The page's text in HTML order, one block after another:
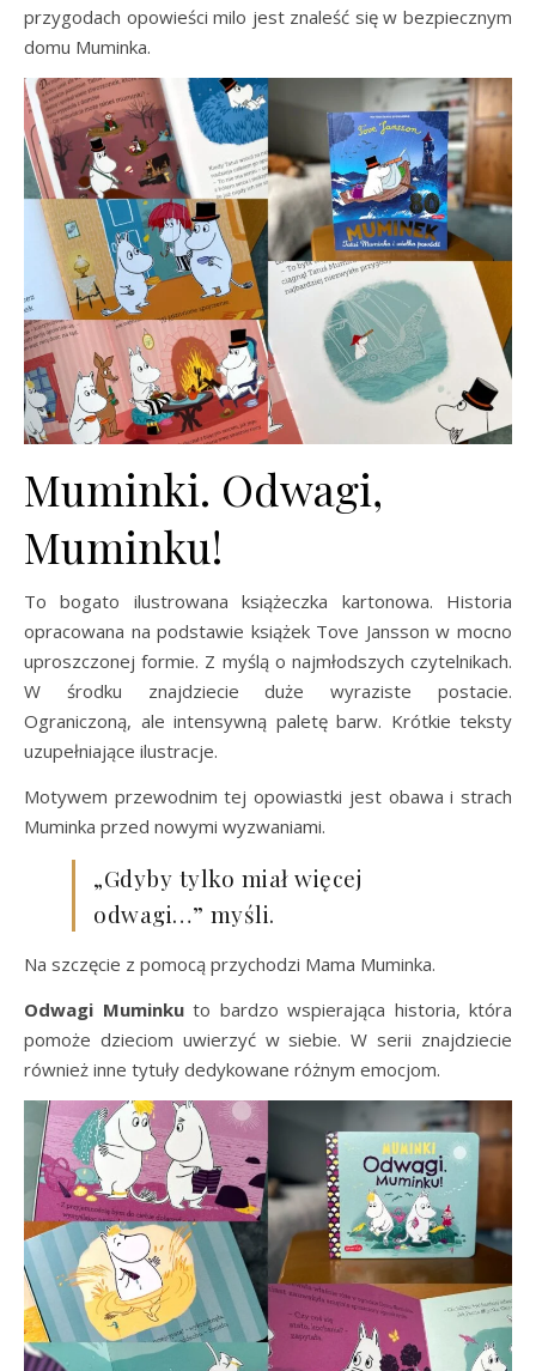
przygodach opowieści milo jest znaleść się w bezpiecznym
domu Muminka.
Muminki. Odwagi,
Muminku!
To bogato ilustrowana książeczka kartonowa. Historia
opracowana na podstawie książek Tove Jansson w mocno
uproszczonej formie. Z myślą o najmłodszych czytelnikach.
W środku znajdziecie duże wyraziste postacie.
Ograniczoną, ale intensywną paletę barw. Krótkie teksty
uzupełniające ilustracje.
Motywem przewodnim tej opowiastki jest obawa i strach
Muminka przed nowymi wyzwaniami.
„Gdyby tylko miał więcej
odwagi…” myśli.
Na szczęcie z pomocą przychodzi Mama Muminka.
Odwagi Muminkuto bardzo wspierająca historia, która
pomoże dzieciom uwierzyć w siebie. W serii znajdziecie
również inne tytuły dedykowane różnym emocjom.